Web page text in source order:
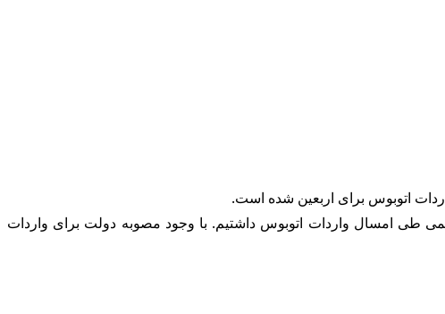
اتوبوس برای اربعین شده است.
طی امسال واردات اتوبوس داشتیم. با وجود مصوبه دولت برای واردات